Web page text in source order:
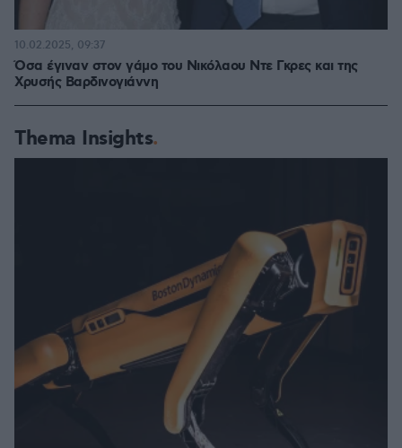
Όσα έγιναν στον γάμο του Νικόλαου Ντε Γκρες και της
Χρυσής Βαρδινογιάννη
10.02.2025, 09:37
Thema Insights